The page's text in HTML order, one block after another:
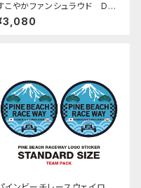
こやかファンシュラウド DT0
ホーネットEVO 380
ーター用